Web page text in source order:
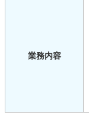
業務内容